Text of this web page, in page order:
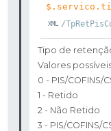
/
Tipo de
Valores
0 - PIS/COFINS/
1 - Retido
2 - Não Retido
3 - PIS/COFINS/